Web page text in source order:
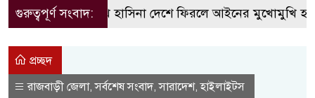
গুরুত্বপূর্ণ সংবাদ:শেখ হাসিনা দেশে ফিরলে আইনের মুখোমুখি হতে
প্রচ্ছদ
রাজবাড়ী জেলা,সর্বশেষ সংবাদ,সারাদেশ,হাইলাইটস